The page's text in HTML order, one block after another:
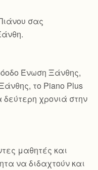
σας
Ένωση Ξάνθης,
το Piano Plus
χρονιά στην
μαθητές και
να διδαχτούν και